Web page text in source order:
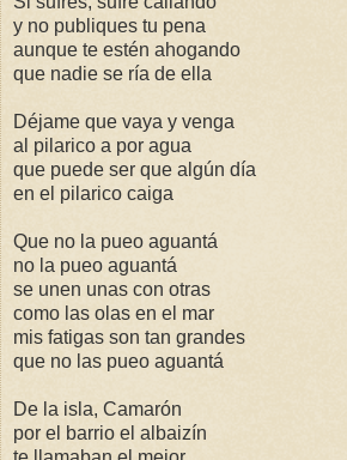
y no publiques tu pena
aunque te estén ahogando
que nadie se ría de ella
Déjame que vaya y venga
al pilarico a por agua
que puede ser que algún día
en el pilarico caiga
Que no la pueo aguantá
no la pueo aguantá
se unen unas con otras
como las olas en el mar
mis fatigas son tan grandes
que no las pueo aguantá
De la isla, Camarón
por el barrio el albaizín